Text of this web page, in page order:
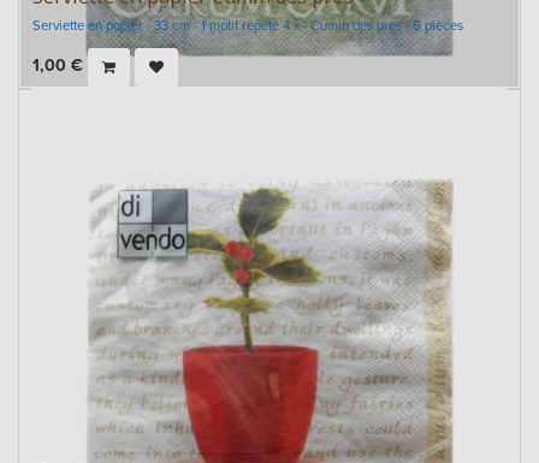
Serviette en papier - 33 cm - 1 motif répété 4 x - Cumin des prés - 5 pièces
1,00 €